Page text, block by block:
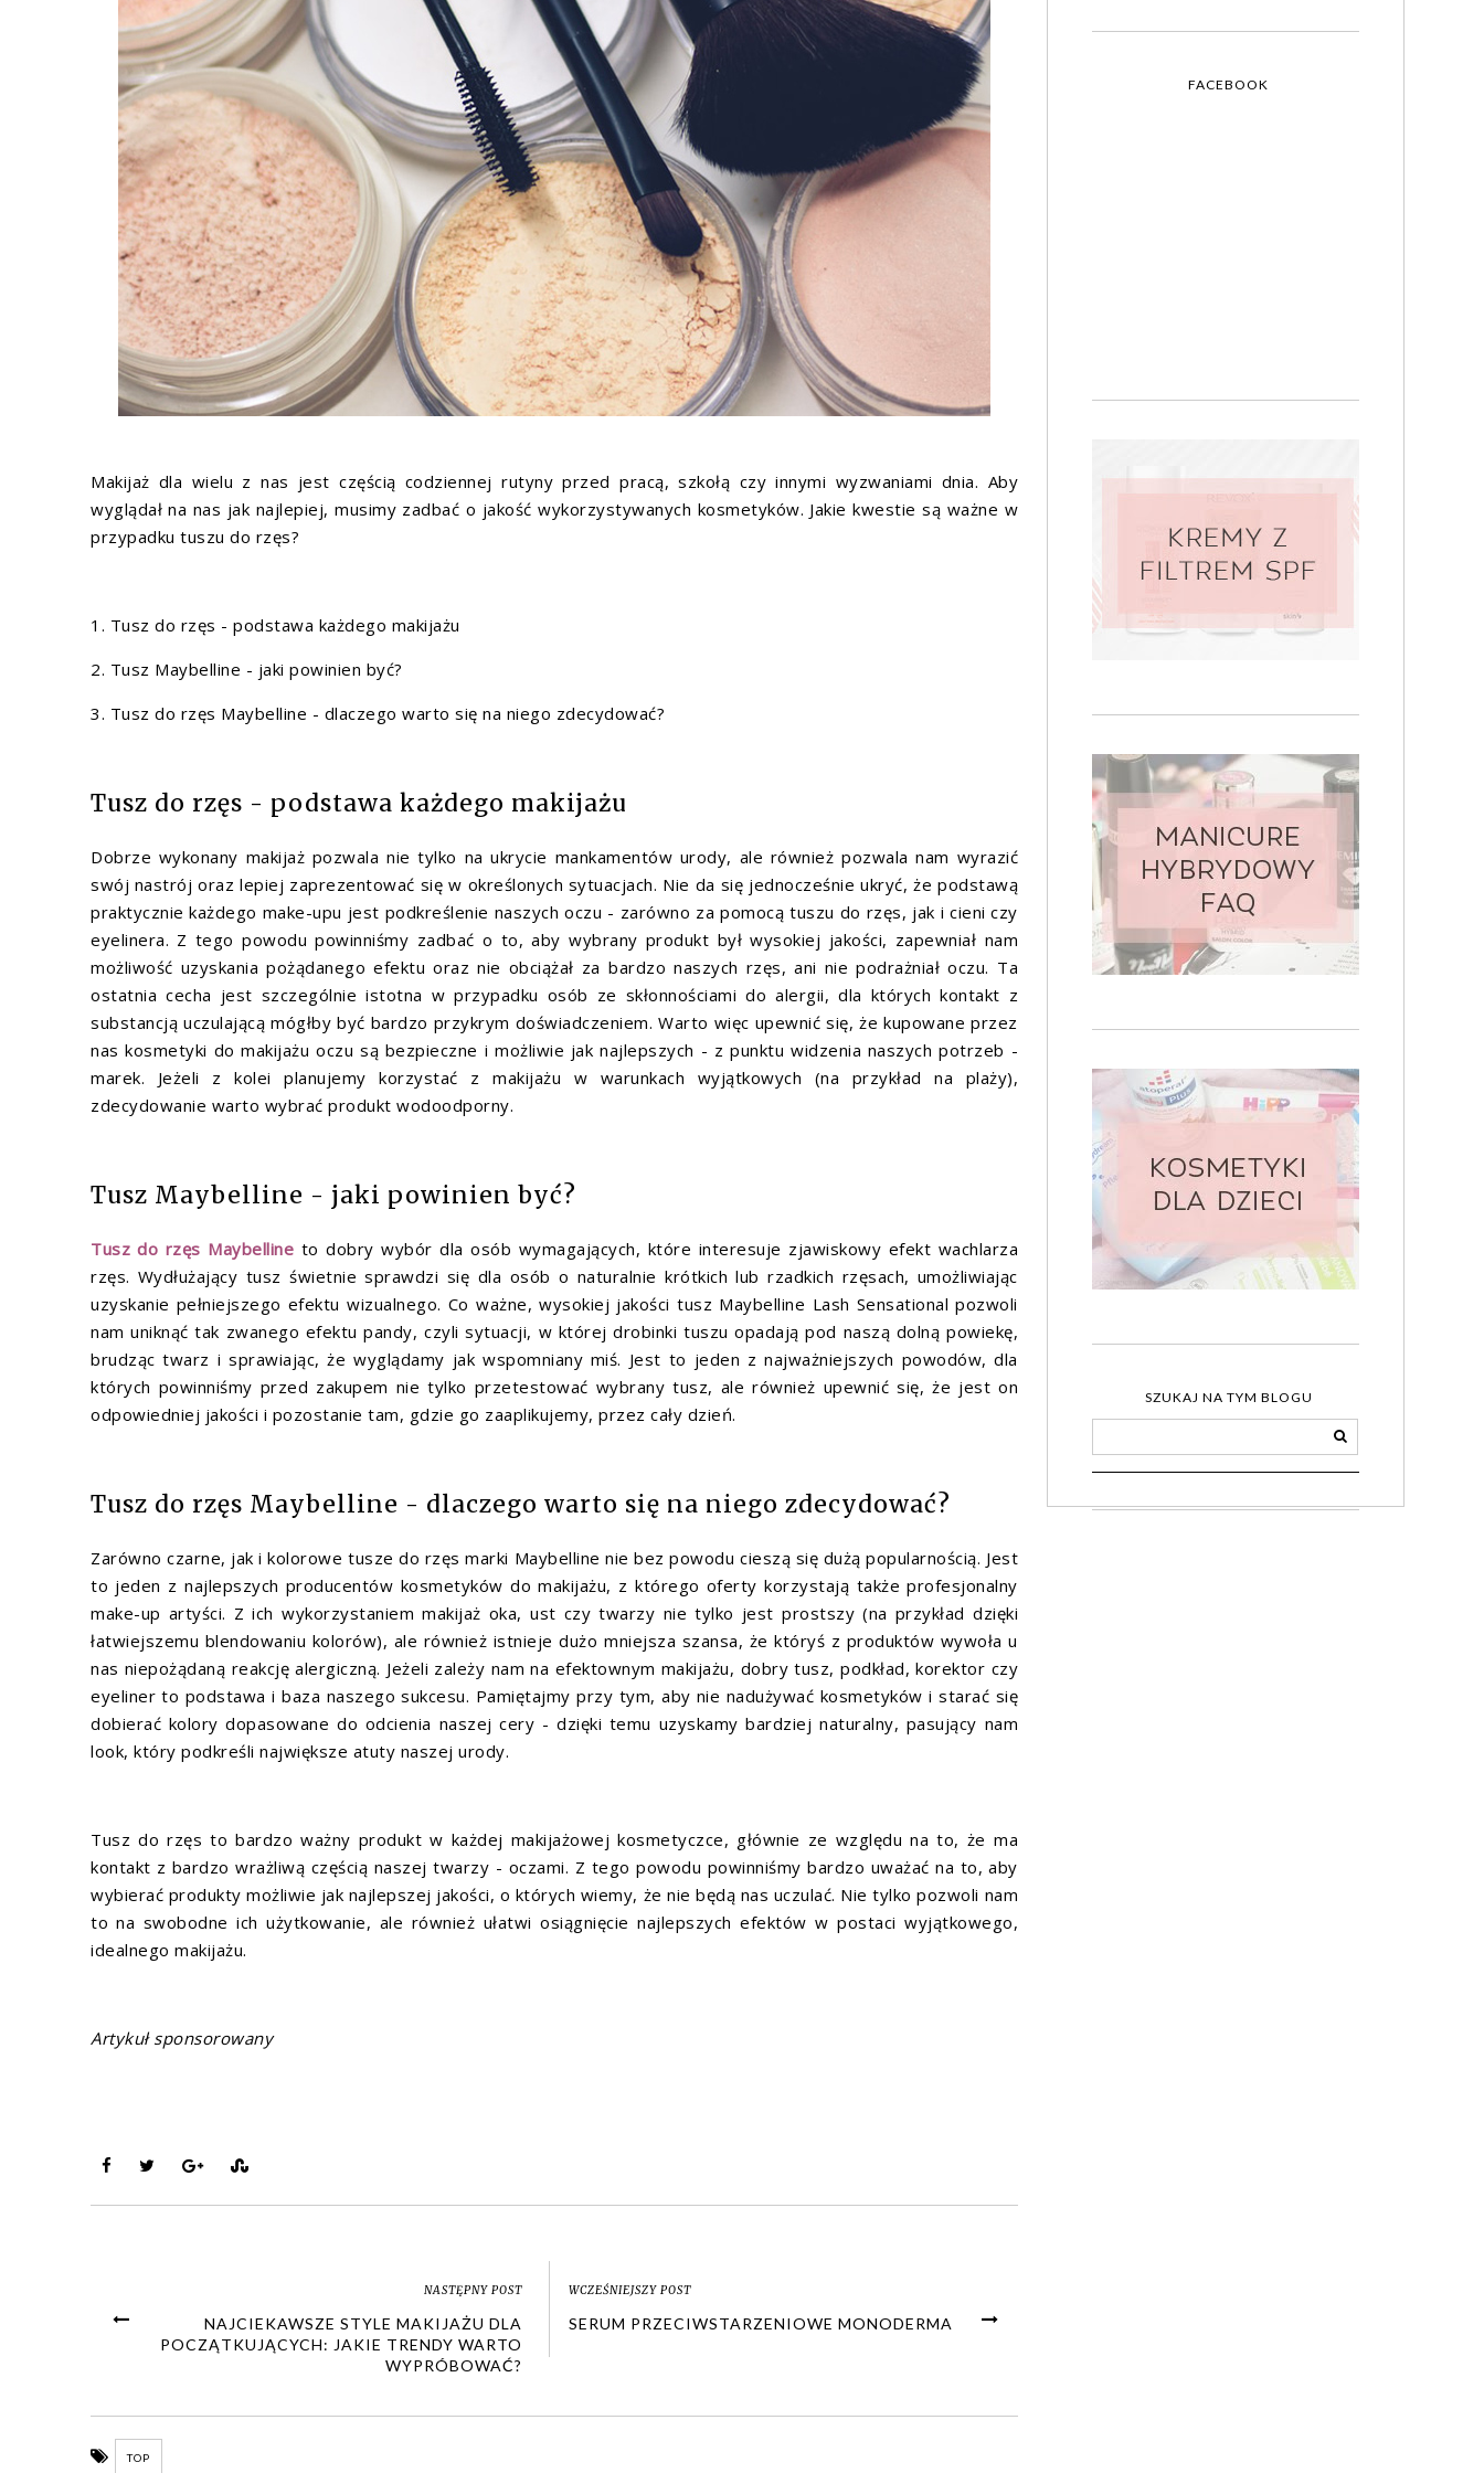
Makijaż dla wielu z nas jest częścią codziennej rutyny przed pracą, szkołą czy innymi wyzwaniami dnia. Aby
wyglądał na nas jak najlepiej, musimy zadbać o jakość wykorzystywanych kosmetyków. Jakie kwestie są ważne w
przypadku tuszu do rzęs?
1. Tusz do rzęs - podstawa każdego makijażu
2. Tusz Maybelline - jaki powinien być?
3. Tusz do rzęs Maybelline - dlaczego warto się na niego zdecydować?
Tusz do rzęs - podstawa każdego makijażu
Dobrze wykonany makijaż pozwala nie tylko na ukrycie mankamentów urody, ale również pozwala nam wyrazić
swój nastrój oraz lepiej zaprezentować się w określonych sytuacjach. Nie da się jednocześnie ukryć, że podstawą
praktycznie każdego make-upu jest podkreślenie naszych oczu - zarówno za pomocą tuszu do rzęs, jak i cieni czy
eyelinera. Z tego powodu powinniśmy zadbać o to, aby wybrany produkt był wysokiej jakości, zapewniał nam
możliwość uzyskania pożądanego efektu oraz nie obciążał za bardzo naszych rzęs, ani nie podrażniał oczu. Ta
ostatnia cecha jest szczególnie istotna w przypadku osób ze skłonnościami do alergii, dla których kontakt z
substancją uczulającą mógłby być bardzo przykrym doświadczeniem. Warto więc upewnić się, że kupowane przez
nas kosmetyki do makijażu oczu są bezpieczne i możliwie jak najlepszych - z punktu widzenia naszych potrzeb -
marek. Jeżeli z kolei planujemy korzystać z makijażu w warunkach wyjątkowych (na przykład na plaży),
zdecydowanie warto wybrać produkt wodoodporny.
Tusz Maybelline - jaki powinien być?
Tusz do rzęs Maybelline to dobry wybór dla osób wymagających, które interesuje zjawiskowy efekt wachlarza
rzęs. Wydłużający tusz świetnie sprawdzi się dla osób o naturalnie krótkich lub rzadkich rzęsach, umożliwiając
uzyskanie pełniejszego efektu wizualnego. Co ważne, wysokiej jakości tusz Maybelline Lash Sensational pozwoli
nam uniknąć tak zwanego efektu pandy, czyli sytuacji, w której drobinki tuszu opadają pod naszą dolną powiekę,
brudząc twarz i sprawiając, że wyglądamy jak wspomniany miś. Jest to jeden z najważniejszych powodów, dla
których powinniśmy przed zakupem nie tylko przetestować wybrany tusz, ale również upewnić się, że jest on
odpowiedniej jakości i pozostanie tam, gdzie go zaaplikujemy, przez cały dzień.
Tusz do rzęs Maybelline - dlaczego warto się na niego zdecydować?
Zarówno czarne, jak i kolorowe tusze do rzęs marki Maybelline nie bez powodu cieszą się dużą popularnością. Jest
to jeden z najlepszych producentów kosmetyków do makijażu, z którego oferty korzystają także profesjonalny
make-up artyści. Z ich wykorzystaniem makijaż oka, ust czy twarzy nie tylko jest prostszy (na przykład dzięki
łatwiejszemu blendowaniu kolorów), ale również istnieje dużo mniejsza szansa, że któryś z produktów wywoła u
nas niepożądaną reakcję alergiczną. Jeżeli zależy nam na efektownym makijażu, dobry tusz, podkład, korektor czy
eyeliner to podstawa i baza naszego sukcesu. Pamiętajmy przy tym, aby nie nadużywać kosmetyków i starać się
dobierać kolory dopasowane do odcienia naszej cery - dzięki temu uzyskamy bardziej naturalny, pasujący nam
look, który podkreśli największe atuty naszej urody.
Tusz do rzęs to bardzo ważny produkt w każdej makijażowej kosmetyczce, głównie ze względu na to, że ma
kontakt z bardzo wrażliwą częścią naszej twarzy - oczami. Z tego powodu powinniśmy bardzo uważać na to, aby
wybierać produkty możliwie jak najlepszej jakości, o których wiemy, że nie będą nas uczulać. Nie tylko pozwoli nam
to na swobodne ich użytkowanie, ale również ułatwi osiągnięcie najlepszych efektów w postaci wyjątkowego,
idealnego makijażu.
Artykuł sponsorowany
NASTĘPNY POST
NAJCIEKAWSZE STYLE MAKIJAŻU DLA
POCZĄTKUJĄCYCH: JAKIE TRENDY WARTO
WYPRÓBOWAĆ?
WCZEŚNIEJSZY POST
SERUM PRZECIWSTARZENIOWE MONODERMA
TOP
FACEBOOK
SZUKAJ NA TYM BLOGU